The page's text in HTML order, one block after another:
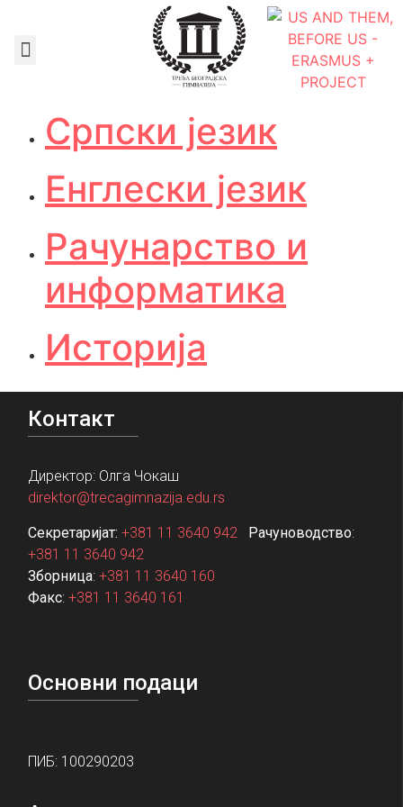
Српски језик
Енглески језик
Рачунарство и
информатика
Историја
Контакт
Директор: Олга Чокаш
direktor@trecagimnazija.edu.rs
Секретаријат: +381 11 3640 942 Рачуноводство:
+381 11 3640 942
Зборница:+381 11 3640 160
Факс:+381 11 3640 161
Основни подаци
ПИБ: 100290203